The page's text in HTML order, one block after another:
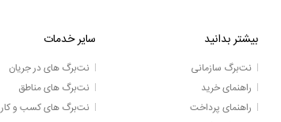
بیشتر بدانید
نت‌برگ سازمانی
راهنمای خرید
راهنمای پرداخت
سایر خدمات
نت‌برگ های در جریان
نت‌برگ های مناطق
نت‌برگ های کسب و کار